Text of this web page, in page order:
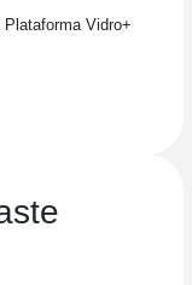
Plataforma Vidro+